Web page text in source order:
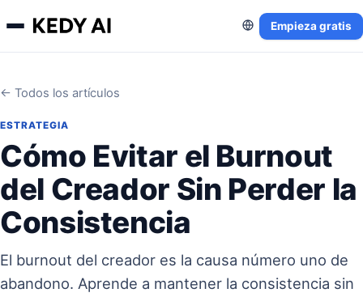
Empieza gratis
← Todos los artículos
ESTRATEGIA
Cómo Evitar el Burnout
del Creador Sin Perder la
Consistencia
El burnout del creador es la causa número uno de
abandono. Aprende a mantener la consistencia sin